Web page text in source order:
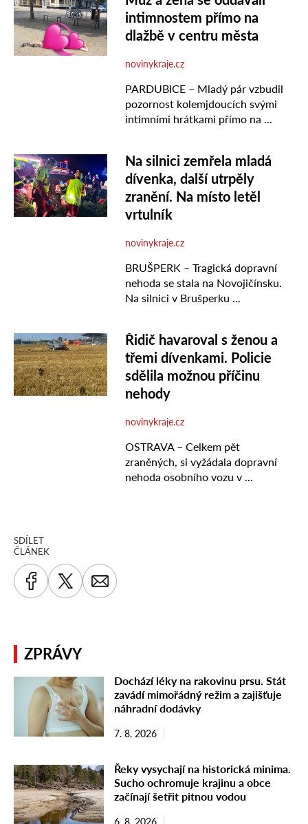
SDÍLET
ČLÁNEK
ZPRÁVY
Dochází léky na rakovinu prsu. Stát
zavádí mimořádný režim a zajišťuje
náhradní dodávky
7. 8. 2026
Řeky vysychají na historická minima.
Sucho ochromuje krajinu a obce
začínají šetřit pitnou vodou
6. 8. 2026